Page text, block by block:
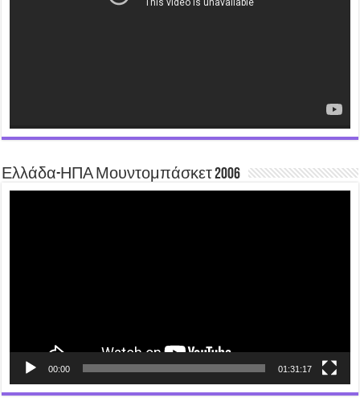
Ελλάδα-ΗΠΑ Μουντομπάσκετ 2006
00:00 01:31:17